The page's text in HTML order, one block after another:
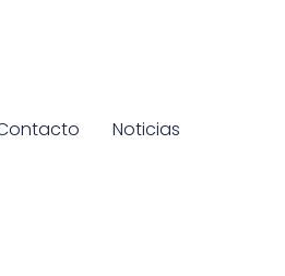
Noticias